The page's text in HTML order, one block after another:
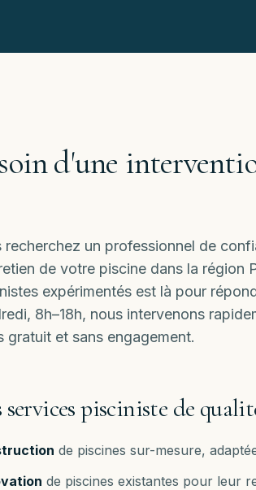
d'une
recherchez un professionnel de
de votre piscine dans la
expérimentés est là pour
8h–18h, nous intervenons
gratuit et sans engagement.
services pisciniste de
de piscines sur-mesure,
de piscines existantes pour leur